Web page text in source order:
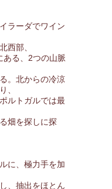
ラーダでワイン
西部、
ある、2つの山脈
。北からの冷涼
、
ルトガルでは最
畑を探しに探
に、極力手を加
、抽出をほとん